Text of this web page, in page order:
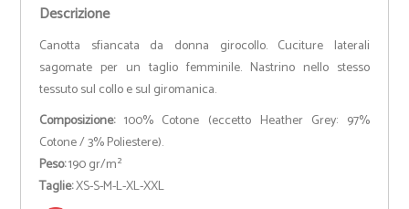
Descrizione
Canotta sfiancata da donna girocollo. Cuciture laterali
sagomate per un taglio femminile. Nastrino nello stesso
tessuto sul collo e sul giromanica.
Composizione:100% Cotone (eccetto Heather Grey: 97%
Cotone / 3% Poliestere).
Peso:190 gr/m²
Taglie:XS-S-M-L-XL-XXL